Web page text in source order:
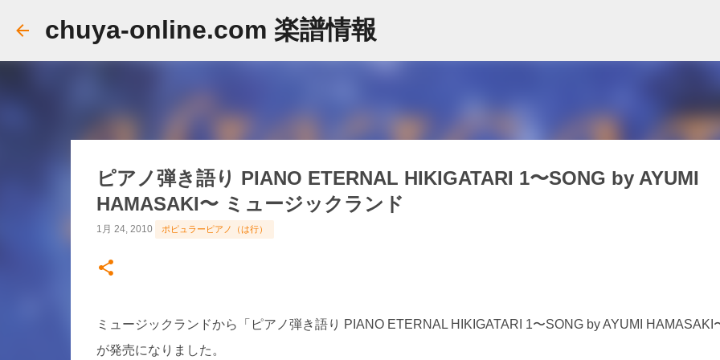
chuya-online.com 楽譜情報
ピアノ弾き語り PIANO ETERNAL HIKIGATARI 1〜SONG by AYUMI
HAMASAKI〜 ミュージックランド
1月 24, 2010 ポピュラーピアノ（は行）
ミュージックランドから「ピアノ弾き語り PIANO ETERNAL HIKIGATARI 1〜SONG by AYUMI HAMASAKI
が発売になりました。